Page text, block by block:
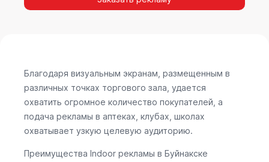
Indoor рекламы.
Благодаря визуальным экранам, размещенным в
различных точках торгового зала, удается
охватить огромное количество покупателей, а
подача рекламы в аптеках, клубах, школах
охватывает узкую целевую аудиторию.
Преимущества Indoor рекламы в Буйнакске